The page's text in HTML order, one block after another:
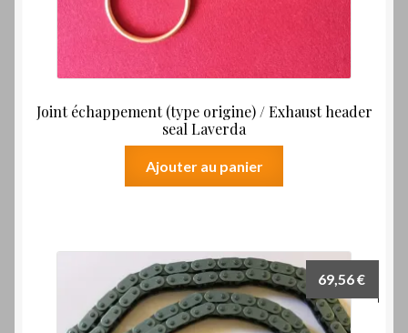
Joint échappement (type origine) / Exhaust header
seal Laverda
Ajouter au panier
69,56€